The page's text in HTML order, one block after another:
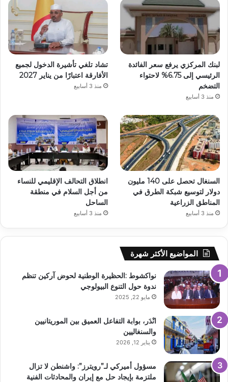
لبنك المركزي يرفع سعر الفائدة
الرئيسي إلى 6.75% لاحتواء
التضخم
منذ 3 أسابيع
تشاد تلغي تأشيرة الدخول لجميع
الأفارقة اعتبارًا من يناير 2027
منذ 3 أسابيع
السنغال تحصل على 140 مليون
دولار لتوسيع شبكة الطرق في
المناطق الزراعية
منذ 3 أسابيع
انطلاق التحالف الإقليمي للنساء
من أجل السلام في منطقة
الساحل
منذ 3 أسابيع
المواضيع الأكثر شهرة
نواكشوط :الحظيرة الوطنية لحوض آركين تنظم
ندوة حول التنوع البيولوجي
مايو 22, 2025
انْدَر، بوابة التفاعل العميق بين الموريتانيين
والسنغاليين
يناير 12, 2026
مسؤول أميركي لـ”رويترز”: واشنطن لا تزال
ملتزمة بإيجاد حل مع إيران والمحادثات الفنية